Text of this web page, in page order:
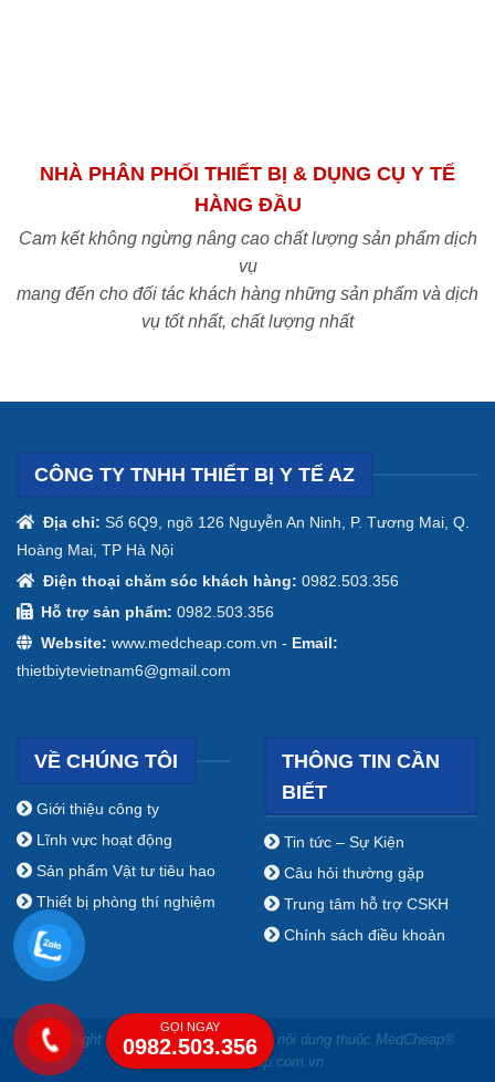
NHÀ PHÂN PHỐI THIẾT BỊ & DỤNG CỤ Y TẾ
HÀNG ĐẦU
Cam kết không ngừng nâng cao chất lượng sản phẩm dịch
vụ
mang đến cho đối tác khách hàng những sản phẩm và dịch
vụ tốt nhất, chất lượng nhất
CÔNG TY TNHH THIẾT BỊ Y TẾ AZ
Địa chỉ: Số 6Q9, ngõ 126 Nguyễn An Ninh, P. Tương Mai, Q.
Hoàng Mai, TP Hà Nội
Điện thoại chăm sóc khách hàng: 0982.503.356
Hỗ trợ sản phẩm: 0982.503.356
Website: www.medcheap.com.vn - Email:
thietbiytevietnam6@gmail.com
VỀ CHÚNG TÔI
Giới thiệu công ty
Lĩnh vực hoạt động
Sản phẩm Vật tư tiêu hao
Thiết bị phòng thí nghiệm
THÔNG TIN CẦN
BIẾT
Tin tức – Sự Kiện
Câu hỏi thường gặp
Trung tâm hỗ trợ CSKH
Chính sách điều khoản
Copyright ⓒ 2009 - 2019 Bản quyền nội dung thuộc MedCheap®
www.medcheap.com.vn
GỌI NGAY
0982.503.356